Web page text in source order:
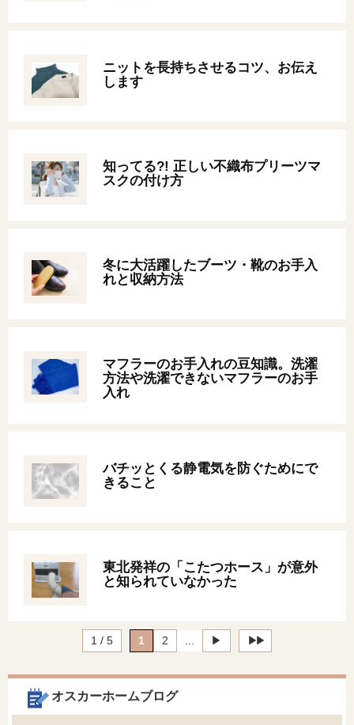
ニットを長持ちさせるコツ、お伝え
します
知ってる?! 正しい不織布プリーツマ
スクの付け方
冬に大活躍したブーツ・靴のお手入
れと収納方法
マフラーのお手入れの豆知識。洗濯
方法や洗濯できないマフラーのお手
入れ
バチッとくる静電気を防ぐためにで
きること
東北発祥の「こたつホース」が意外
と知られていなかった
1 / 5 1 2 ▶︎ ▶︎▶︎
オスカーホームブログ